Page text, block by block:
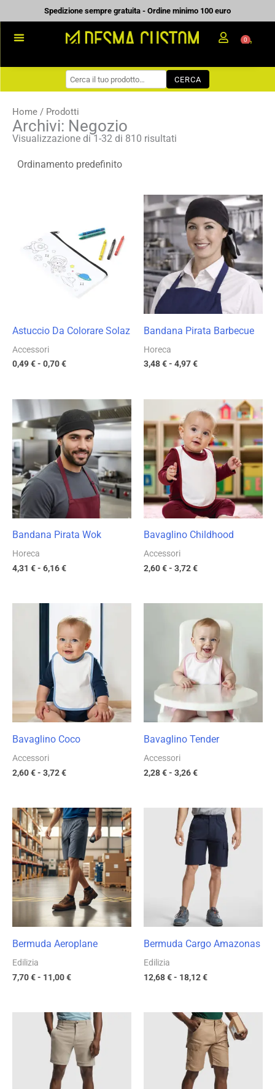
al
contenuto
Spedizione sempre gratuita - Ordine minimo 100 euro
WORKWEAR
COME ORDINARE
PREVENTIVI
0
CERCA
Home / Prodotti
Archivi: Negozio
Visualizzazione di 1-32 di 810 risultati
Astuccio Da Colorare Solaz
Accessori
0,49€- 0,70€
0,49 €
0,70 €
Bandana Pirata Barbecue
Horeca
3,48€- 4,97€
Fascia
prezzo:
da
3,48 €
a
4,97 €
Bandana Pirata Wok
Horeca
4,31 €- 6,16€
Fascia
di
prezzo:
da
4,31 €
a
6,16 €
Bavaglino Childhood
Accessori
2,60€- 3,72€
Fascia
di
prezzo:
da
2,60 €
a
3,72 €
Bavaglino Coco
Accessori
2,60€- 3,72€
di
prezzo:
da
2,60 €
a
3,72 €
Bavaglino Tender
Accessori
2,28€- 3,26€
di
prezzo:
da
2,28 €
a
Bermuda Aeroplane
Edilizia
7,70€- 11,00€
Fascia
di
prezzo:
da
7,70 €
a
11,00 €
Bermuda Cargo Amazonas
Edilizia
12,68€- 18,12€
Fascia
di
prezzo:
da
12,68 €
a
18,12 €
Fascia
di
prezzo:
da
10,35 €
a
14,78 €
Fascia
di
prezzo:
da
11,75 €
16,79 €